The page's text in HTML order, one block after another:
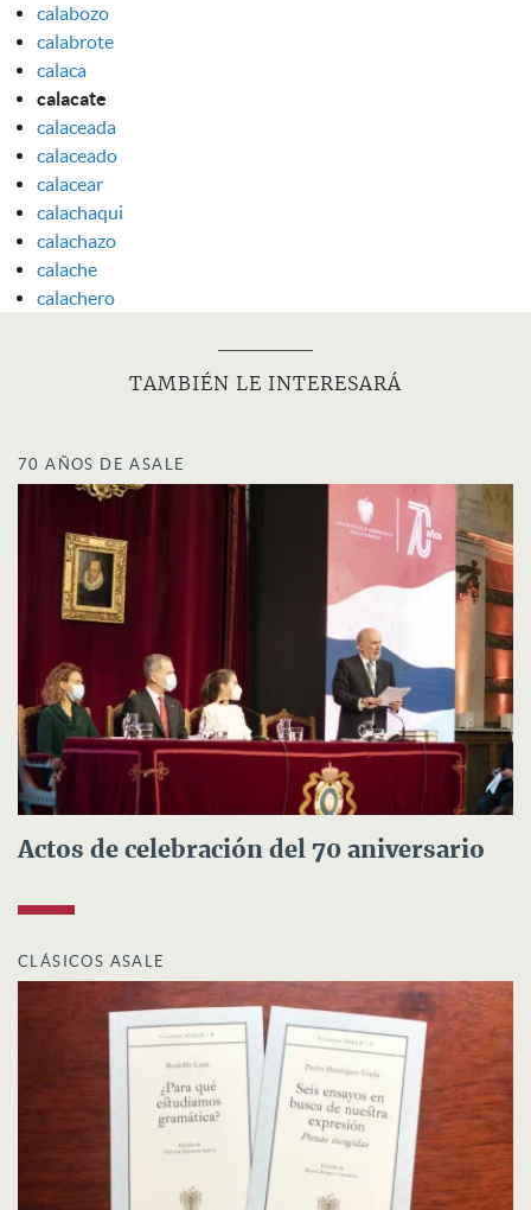
calabozo
calabrote
calaca
calacate
calaceada
calaceado
calacear
calachaqui
calachazo
calache
calachero
TAMBIÉN LE INTERESARÁ
70 AÑOS DE ASALE
Actos de celebración del 70 aniversario
CLÁSICOS ASALE